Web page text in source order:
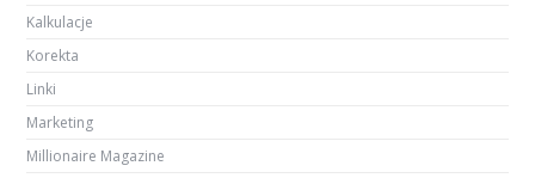
Kalkulacje
Korekta
Linki
Marketing
Millionaire Magazine